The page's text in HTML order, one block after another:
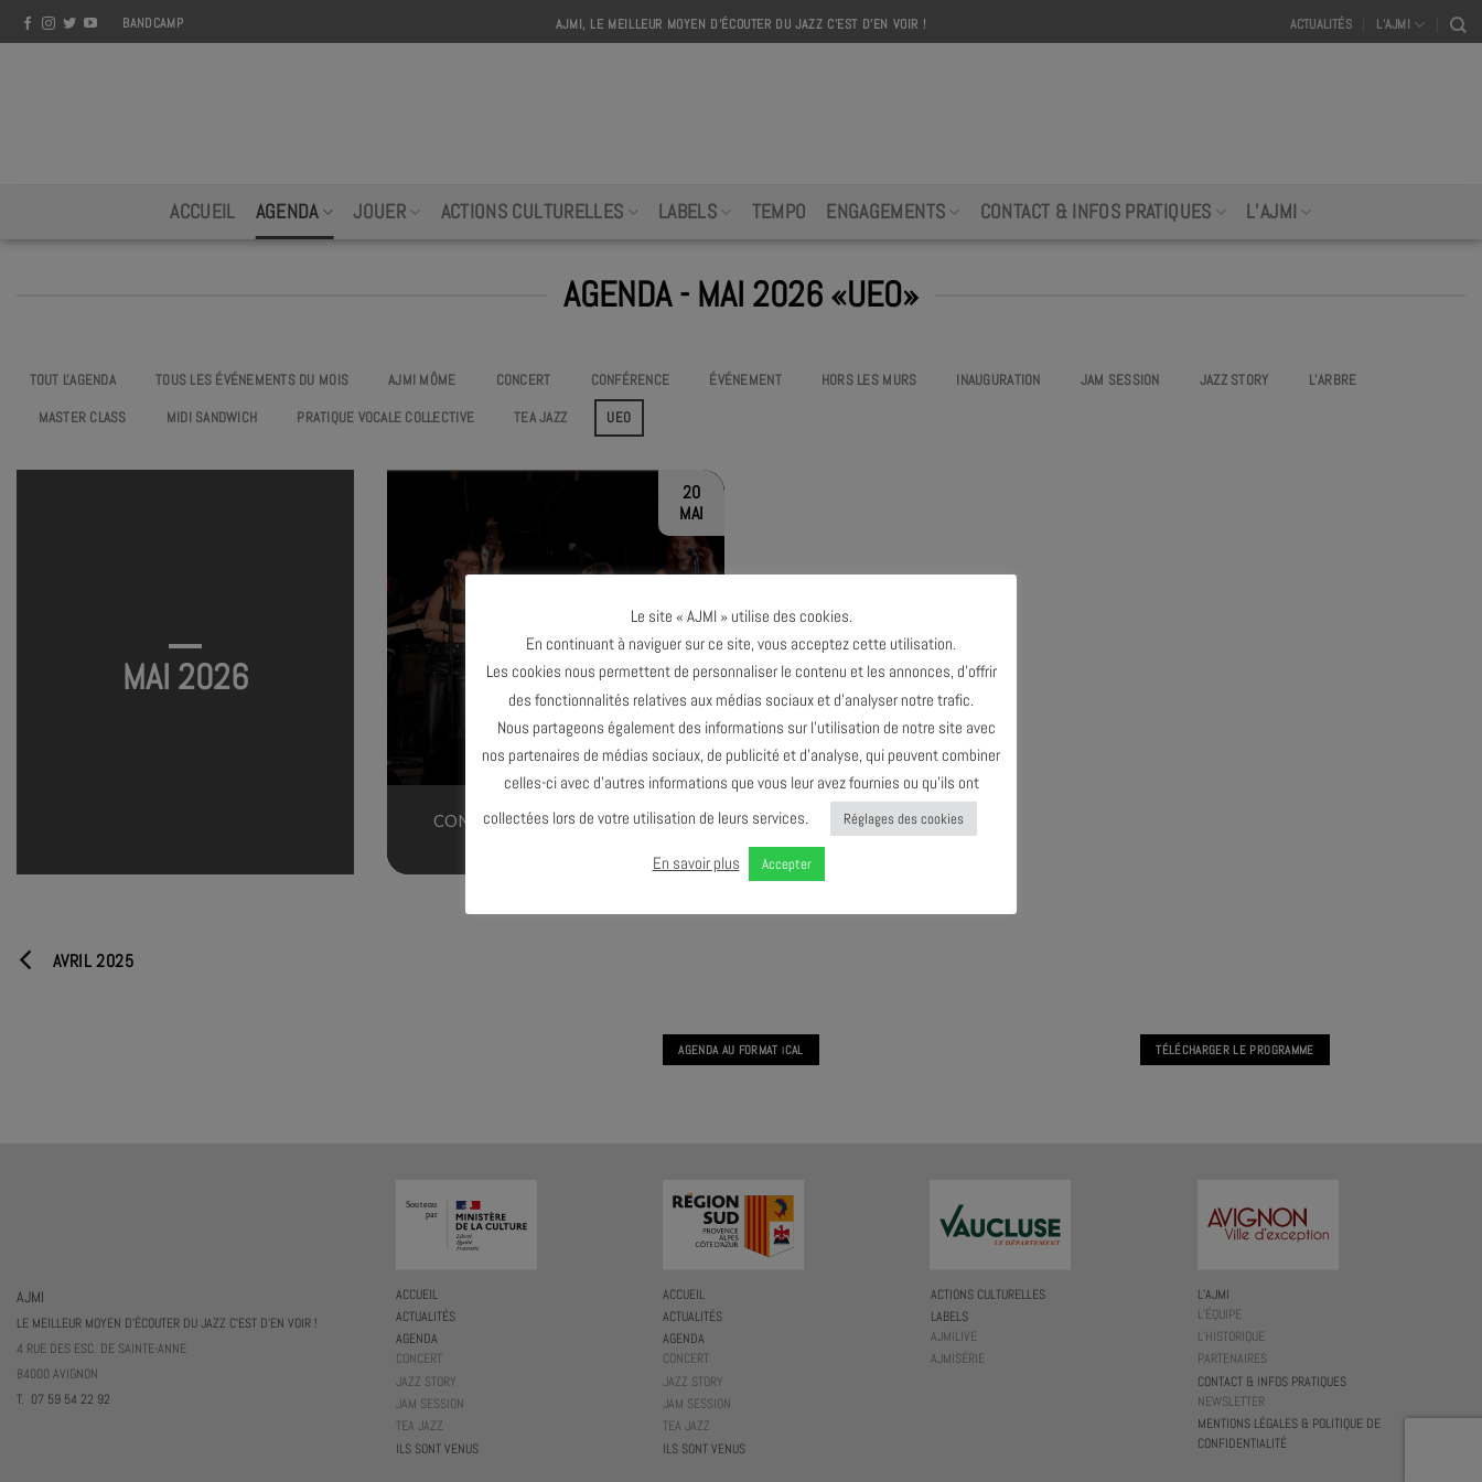
Skip
to
BANDCAMP AJMI, LE MEILLEUR MOYEN D'ÉCOUTER DU JAZZ C'EST D'EN VOIR ! ACTUALITÉS L’AJMI
ACCUEIL AGENDA JOUER ACTIONS CULTURELLES LABELS TEMPO ENGAGEMENTS CONTACT & INFOS PRATIQUES L’AJMI
AGENDA - MAI 2026 «UEO»
TOUT L'AGENDA TOUS LES ÉVÉNEMENTS DU MOIS AJMI MÔME CONCERT CONFÉRENCE ÉVÉNEMENT HORS LES MURS INAUGURATION JAM SESSION JAZZ STORY
L’ARBRE
MASTER CLASS
MIDI SANDWICH PRATIQUE VOCALE COLLECTIVE TEA JAZZ UEO
MAI 2026
20
MAI
CONCERT DE L’U.E.O MUSIQUES
TERMINÉ
AVRIL 2025
AGENDA AU FORMATICAL TÉLÉCHARGER LE PROGRAMME
AJMI
LE MEILLEUR MOYEN D'ÉCOUTER DU JAZZ C'EST D'EN VOIR !
4 RUE DES ESC. DE SAINTE-ANNE
84000 AVIGNON
T. 07 59 54 22 92
ACCUEIL
ACTUALITÉS
AGENDA
CONCERT
JAZZ STORY
JAM SESSION
TEA JAZZ
ILS SONT VENUS
ACCUEIL
ACTUALITÉS
AGENDA
CONCERT
JAZZ STORY
JAM SESSION
TEA JAZZ
ILS SONT VENUS
ACTIONS CULTURELLES
LABELS
AJMILIVE
AJMISÉRIE
L’AJMI
L’ÉQUIPE
L’HISTORIQUE
PARTENAIRES
CONTACT & INFOS PRATIQUES
NEWSLETTER
MENTIONS LÉGALES & POLITIQUE DE
CONFIDENTIALITÉ
Le site « AJMI » utilise des cookies.
En continuant à naviguer sur ce site, vous acceptez cette utilisation.
Les cookies nous permettent de personnaliser le contenu et les annonces, d’offrir
des fonctionnalités relatives aux médias sociaux et d’analyser notre trafic.
Nous partageons également des informations sur l’utilisation de notre site avec
nos partenaires de médias sociaux, de publicité et d’analyse, qui peuvent combiner
celles-ci avec d’autres informations que vous leur avez fournies ou qu’ils ont
collectées lors de votre utilisation de leurs services.
Réglages des cookies
En savoir plus Accepter